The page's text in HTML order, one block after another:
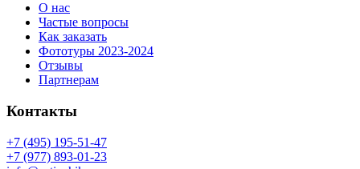
О нас
Частые вопросы
Как заказать
Фототуры 2023-2024
Отзывы
Партнерам
Контакты
+7 (495) 195-51-47
+7 (977) 893-01-23